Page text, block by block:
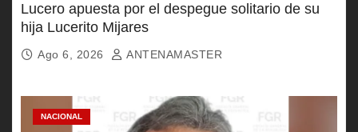
Lucero apuesta por el despegue solitario de su
hija Lucerito Mijares
Ago 6, 2026 ANTENAMASTER
NACIONAL